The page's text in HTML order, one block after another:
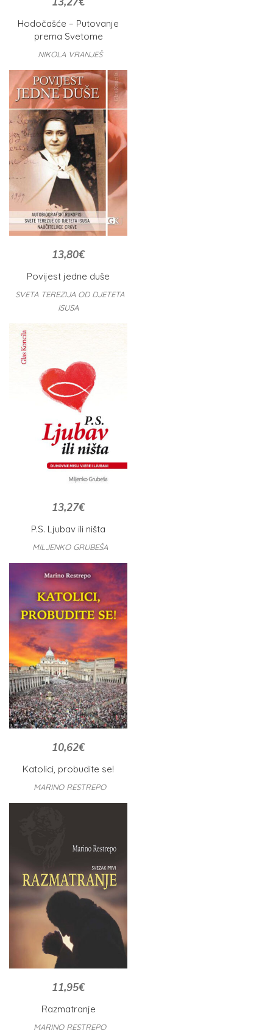
Hodočašće – Putovanje
prema Svetome
NIKOLA VRANJEŠ
Povijest jedne duše
13,80€
SVETA TEREZIJA OD DJETETA
ISUSA
P.S. Ljubav ili ništa
13,27€
MILJENKO GRUBEŠA
Katolici, probudite se!
10,62€
MARINO RESTREPO
Razmatranje
11,95€
MARINO RESTREPO